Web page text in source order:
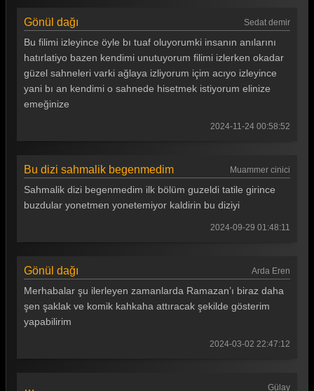
Gönül Dağı 127. Bölüm
Gönül Dağı 126. Bölüm
Gönül Dağı 125. Bölüm
Gönül Dağı 124. Bölüm
Gönül Dağı 121. Bölüm
Gönül Dağı 120. Bölüm
Gönül Dağı 117. Bölüm
Gönül Dağı 116. Bölüm
Gönül Dağı 115. Bölüm
Gönül dağı Sedat demir
Bu filimi izleyince öyle bı tuaf oluyorumki insanın anılarını
hatırlatiyo bazen kendimi unutuyorum filimi izlerken okadar
güzel sahneleri varki ağlaya izliyorum içim acıyo izleyince
yani bı an kendimi o sahnede hisetmek istiyorum elinize
emeğinize
2024-11-24 00:58:52
Bu dizi sahmalik begenmedim Muammer cinici
Sahmalik dizi begenmedim ilk bölüm guzeldi tatile girince
buzdular yonetmen yonetemiyor kaldirin bu diziyi
2024-09-29 01:48:11
Gönül dağı Arda Eren
Merhabalar şu ilerleyen zamanlarda Ramazan’ı biraz daha
şen şaklak ve komik kahkaha attıracak şekilde gösterim
yapabilirim
2024-03-02 22:47:12
… Gülay